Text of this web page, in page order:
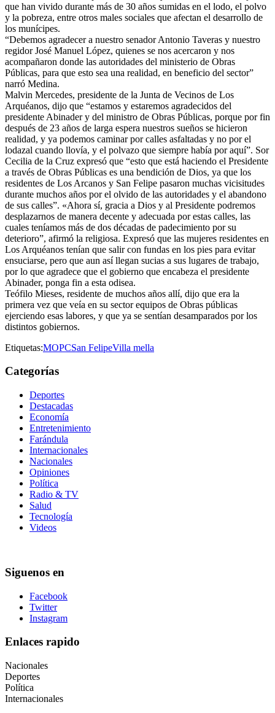
que han vivido durante más de 30 años sumidas en el lodo, el polvo
y la pobreza, entre otros males sociales que afectan el desarrollo de
los munícipes.
“Debemos agradecer a nuestro senador Antonio Taveras y nuestro
regidor José Manuel López, quienes se nos acercaron y nos
acompañaron donde las autoridades del ministerio de Obras
Públicas, para que esto sea una realidad, en beneficio del sector”
narró Medina.
Malvin Mercedes, presidente de la Junta de Vecinos de Los
Arquéanos, dijo que “estamos y estaremos agradecidos del
presidente Abinader y del ministro de Obras Públicas, porque por fin
después de 23 años de larga espera nuestros sueños se hicieron
realidad, y ya podemos caminar por calles asfaltadas y no por el
lodazal cuando llovía, y el polvazo que siempre había por aquí”. Sor
Cecilia de la Cruz expresó que “esto que está haciendo el Presidente
a través de Obras Públicas es una bendición de Dios, ya que los
residentes de Los Arcanos y San Felipe pasaron muchas vicisitudes
durante muchos años por el olvido de las autoridades y el abandono
de sus calles”. «Ahora sí, gracia a Dios y al Presidente podremos
desplazarnos de manera decente y adecuada por estas calles, las
cuales teníamos más de dos décadas de padecimiento por su
deterioro”, afirmó la religiosa. Expresó que las mujeres residentes en
Los Arquéanos tenían que salir con fundas en los pies para evitar
ensuciarse, pero que aun así llegan sucias a sus lugares de trabajo,
por lo que agradece que el gobierno que encabeza el presidente
Abinader, ponga fin a esta odisea.
Teófilo Mieses, residente de muchos años allí, dijo que era la
primera vez que veía en su sector equipos de Obras públicas
ejerciendo esas labores, y que ya se sentían desamparados por los
distintos gobiernos.
Etiquetas:MOPCSan FelipeVilla mella
Categorías
Deportes
Destacadas
Economía
Entretenimiento
Farándula
Internacionales
Nacionales
Opiniones
Política
Radio & TV
Salud
Tecnología
Videos
Siguenos en
Facebook
Twitter
Instagram
Enlaces rapido
Nacionales
Deportes
Política
Internacionales